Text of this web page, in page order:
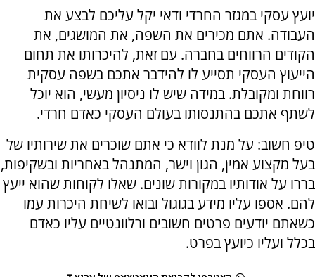
יועץ עסקי במגזר החרדי ודאי יקל עליכם לבצע את
העבודה. אתם מכירים את השפה, את המושגים, את
הקודים הרווחים בחברה. עם זאת, להיכרותו את תחום
הייעוץ העסקי תסייע לו להידבר אתכם בשפה עסקית
רווחת ומקובלת. במידה שיש לו ניסיון מעשי, הוא יוכל
לשתף אתכם בהתנסותו בעולם העסקי כאדם חרדי.
טיפ חשוב: על מנת לוודא כי אתם שוכרים את שירותיו של
בעל מקצוע אמין, הגון וישר, המתנהל באחריות ובשקיפות,
בררו על אודותיו במקורות שונים. שאלו לקוחות שהוא ייעץ
להם. אספו עליו מידע בגוגול ובואו לשיחת היכרות עמו
כשאתם יודעים פרטים חשובים ורלוונטיים עליו כאדם
בכלל ועליו כיועץ בפרט.